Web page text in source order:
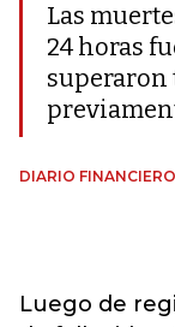
Las
24 horas
superaron
DIARIO
Luego de